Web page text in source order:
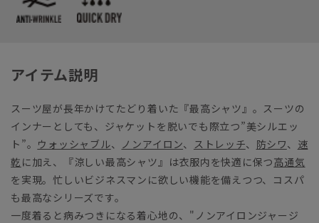
アイテム説明
スーツ屋が長年かけてたどり着いた『最高シャツ』。スーツの
インナーとしても、ジャケットを脱いでも際立つ”美シルエッ
ト”。 ウォッシャブル、 ノンアイロン、 ストレッチ、 防シワ、 速
乾 に加え、『涼しい最高シャツ』は衣服内を快適に保つ高通気
を実現。忙しいビジネスマンに欲しい機能を備えつつ、コスパ
も最高なシリーズです。
一度着ると病みつきになる着心地の、"ノンアイロンジャージ